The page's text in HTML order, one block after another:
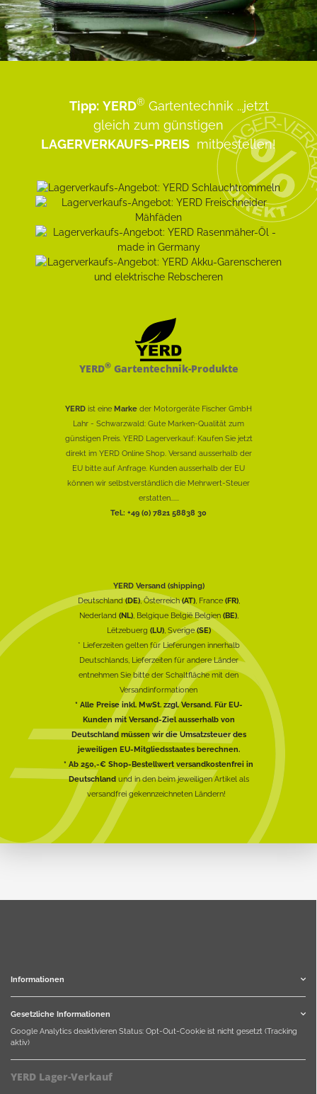
Tipp: YERD® Gartentechnik ...jetzt
gleich zum günstigen
LAGERVERKAUFS-PREIS mitbestellen!
YERD®Gartentechnik-Produkte
YERD ist eine Marke der Motorgeräte Fischer GmbH
Lahr - Schwarzwald: Gute Marken-Qualität zum
günstigen Preis. YERD Lagerverkauf: Kaufen Sie jetzt
direkt im YERD Online Shop. Versand ausserhalb der
EU bitte auf Anfrage. Kunden ausserhalb der EU
können wir selbstverständlich die Mehrwert-Steuer
erstatten......
Tel.: +49 (0) 7821 58838 30
YERD Versand (shipping)
Deutschland(DE), Österreich(AT), France (FR),
Nederland (NL), Belgique België Belgien (BE),
Lëtzebuerg (LU), Sverige(SE)
* Lieferzeiten gelten für Lieferungen innerhalb
Deutschlands, Lieferzeiten für andere Länder
entnehmen Sie bitte der Schaltfläche mit den
Versandinformationen
* Alle Preise inkl. MwSt. zzgl. Versand. Für EU-
Kunden mit Versand-Ziel ausserhalb von
Deutschland müssen wir die Umsatzsteuer des
jeweiligen EU-Mitgliedsstaates berechnen.
* Ab 250,-€ Shop-Bestellwert versandkostenfrei in
Deutschlandund in den beim jeweiligen Artikel als
versandfrei gekennzeichneten Ländern!
Informationen
Gesetzliche Informationen
Google Analytics deaktivieren Status: Opt-Out-Cookie ist nicht gesetzt (Tracking
aktiv)
YERD Lager-Verkauf